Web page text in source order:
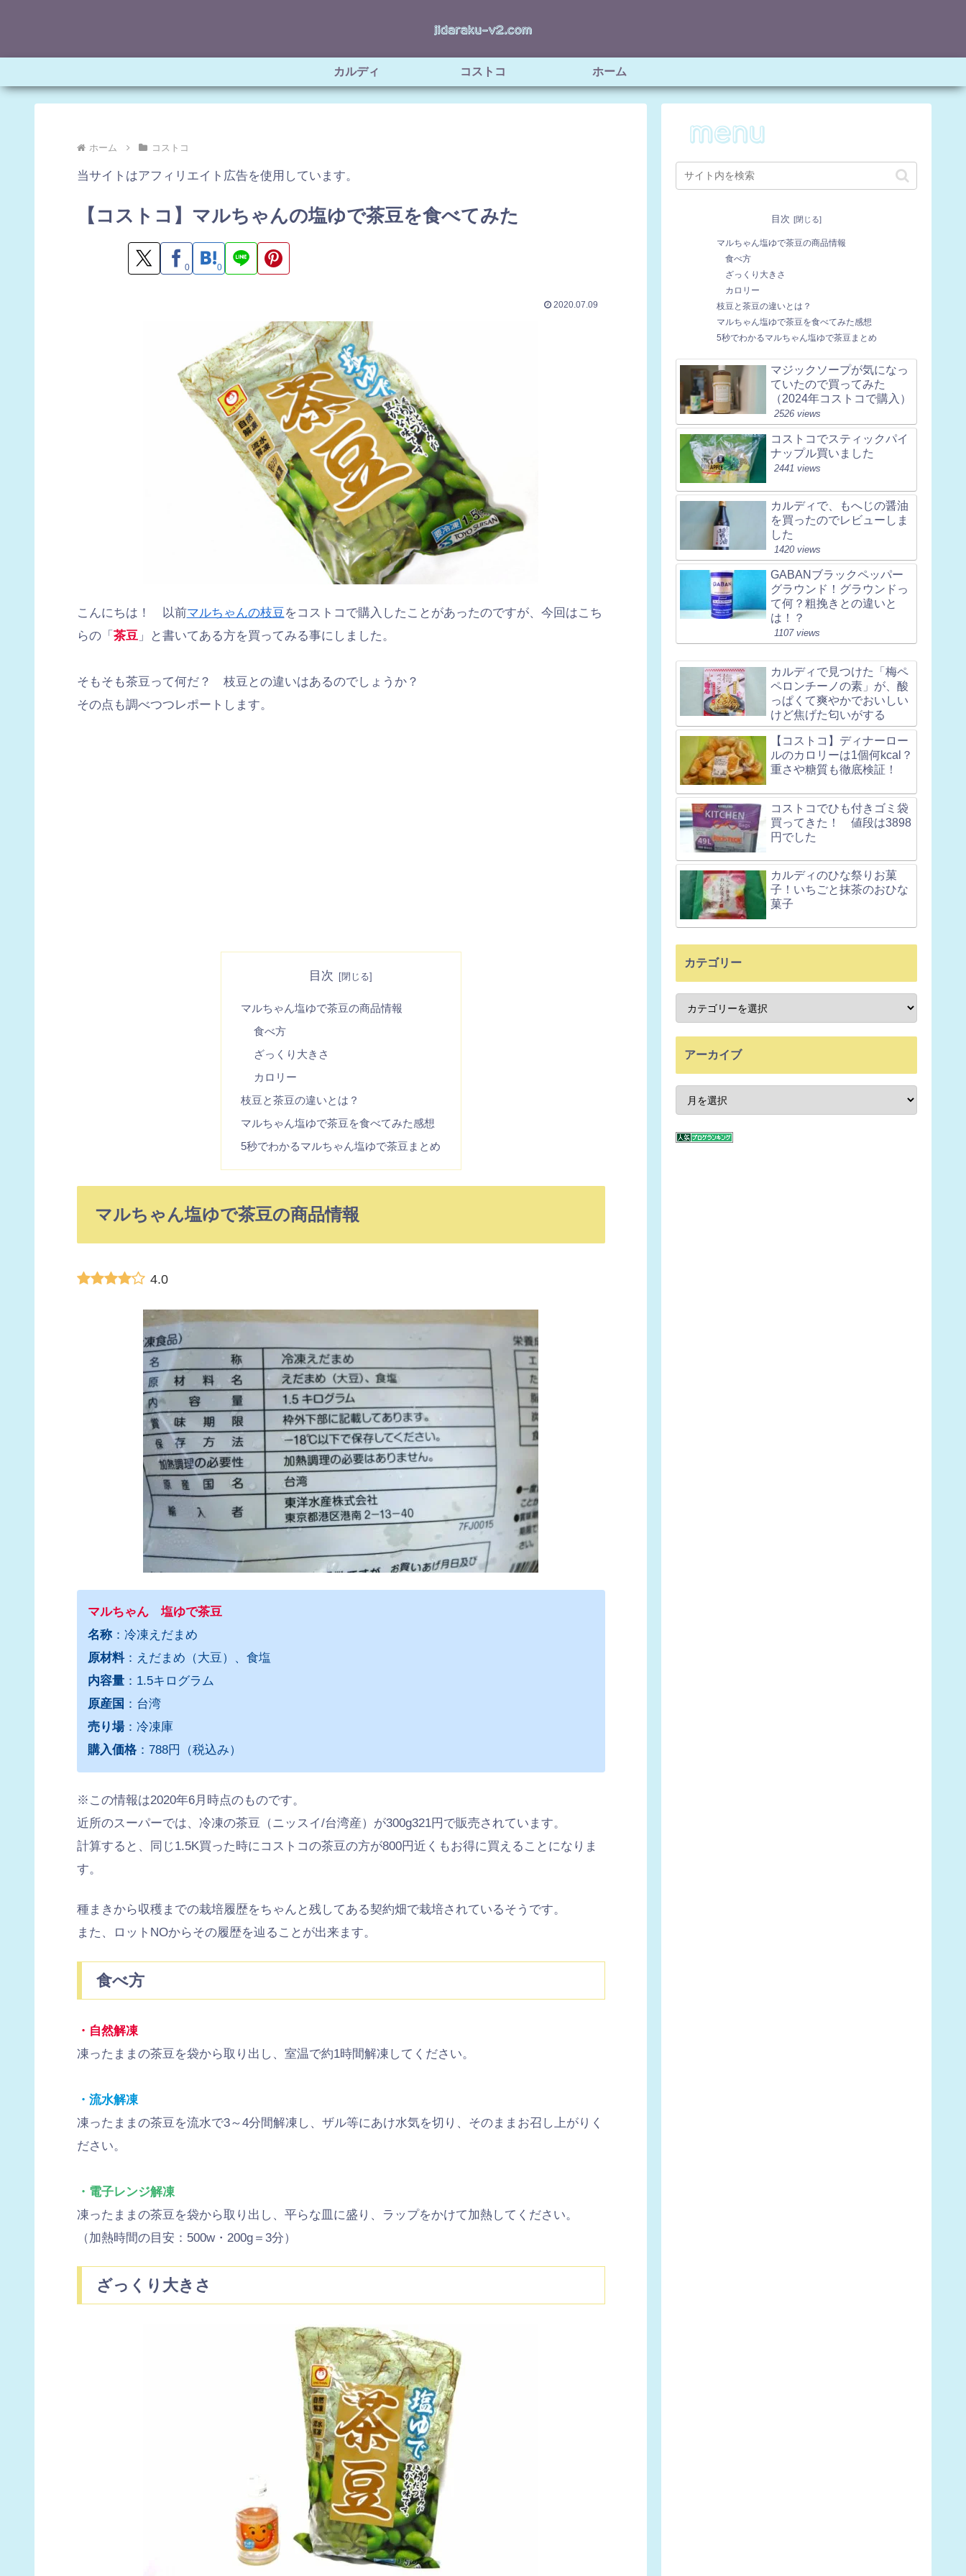
カルディ コストコ ホーム
ホーム コストコ
当サイトはアフィリエイト広告を使用しています。
【コストコ】マルちゃんの塩ゆで茶豆を食べてみた
0 0
2020.07.09
こんにちは！ 以前マルちゃんの枝豆をコストコで購入したことがあったのですが、今回はこち
らの「 茶豆」と書いてある方を買ってみる事にしました。
そもそも茶豆って何だ？ 枝豆との違いはあるのでしょうか？
その点も調べつつレポートします。
目次
マルちゃん塩ゆで茶豆の商品情報
食べ方
ざっくり大きさ
カロリー
枝豆と茶豆の違いとは？
マルちゃん塩ゆで茶豆を食べてみた感想
5秒でわかるマルちゃん塩ゆで茶豆まとめ
マルちゃん塩ゆで茶豆の商品情報
4.0
マルちゃん 塩ゆで茶豆
名称：冷凍えだまめ
原材料：えだまめ（大豆）、食塩
内容量：1.5キログラム
原産国 ：台湾
売り場：冷凍庫
購入価格：788円（税込み）
※この情報は2020年6月時点のものです。
近所のスーパーでは、冷凍の茶豆（ニッスイ/台湾産）が300g321円で販売されています。
計算すると、同じ1.5K買った時にコストコの茶豆の方が800円近くもお得に買えることになりま
す。
種まきから収穫までの栽培履歴をちゃんと残してある契約畑で栽培されているそうです。
また、ロットNOからその履歴を辿ることが出来ます。
食べ方
・自然解凍
凍ったままの茶豆を袋から取り出し、室温で約1時間解凍してください。
・流水解凍
凍ったままの茶豆を流水で3～4分間解凍し、ザル等にあけ水気を切り、そのままお召し上がりく
ださい。
・電子レンジ解凍
凍ったままの茶豆を袋から取り出し、平らな皿に盛り、ラップをかけて加熱してください。
（加熱時間の目安：500w・200g＝3分）
ざっくり大きさ
目次
マルちゃん塩ゆで茶豆の商品情報
食べ方
ざっくり大きさ
カロリー
枝豆と茶豆の違いとは？
マルちゃん塩ゆで茶豆を食べてみた感想
5秒でわかるマルちゃん塩ゆで茶豆まとめ
マジックソープが気になっ
ていたので買ってみた
（2024年コストコで購入）
2526 views
コストコでスティックパイ
ナップル買いました
2441 views
カルディで、もへじの醤油
を買ったのでレビューしま
した
1420 views
GABANブラックペッパー
グラウンド！グラウンドっ
て何？粗挽きとの違いと
は！？
1107 views
カルディで見つけた「梅ペ
ペロンチーノの素」が、酸
っぱくて爽やかでおいしい
けど焦げた匂いがする
【コストコ】ディナーロー
ルのカロリーは1個何kcal？
重さや糖質も徹底検証！
コストコでひも付きゴミ袋
買ってきた！ 値段は3898
円でした
カルディのひな祭りお菓
子！いちごと抹茶のおひな
菓子
カテゴリー
アーカイブ